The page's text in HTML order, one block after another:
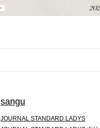
sangu
JOURNAL STANDARD LADYS